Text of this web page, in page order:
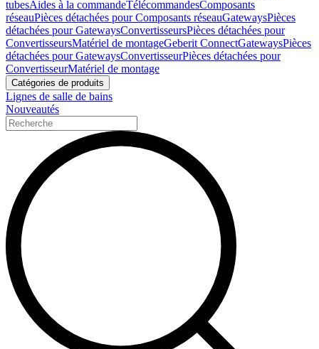
tubesAides à la commandeTélécommandesComposants
réseauPièces détachées pour Composants réseauGatewaysPièces
détachées pour GatewaysConvertisseursPièces détachées pour
ConvertisseursMatériel de montageGeberit ConnectGatewaysPièces
détachées pour GatewaysConvertisseurPièces détachées pour
ConvertisseurMatériel de montage
Catégories de produits
Lignes de salle de bains
Nouveautés